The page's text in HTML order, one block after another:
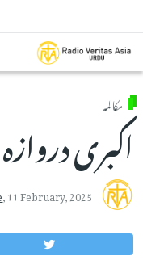
مکالمہ
اکبری دروازہ
,11 February, 2025